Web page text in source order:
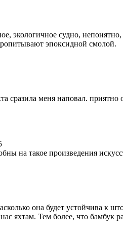
экологичное судно,
эпоксидной смолой.
сразила меня наповал.
на такое произведения
она будет устойчива к
яхтам. Тем более, что бамбук